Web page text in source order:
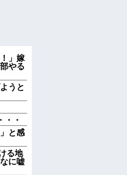
」嫁
やる
うと
・・
と感
る地
に嘘